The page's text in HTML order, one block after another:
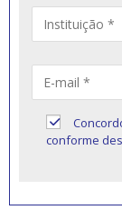
conforme